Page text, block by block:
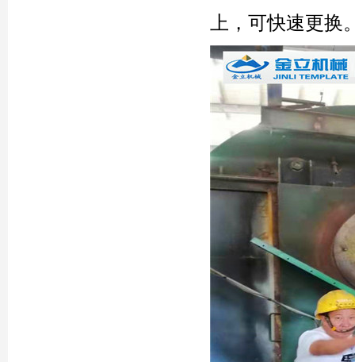
上，可快速更换